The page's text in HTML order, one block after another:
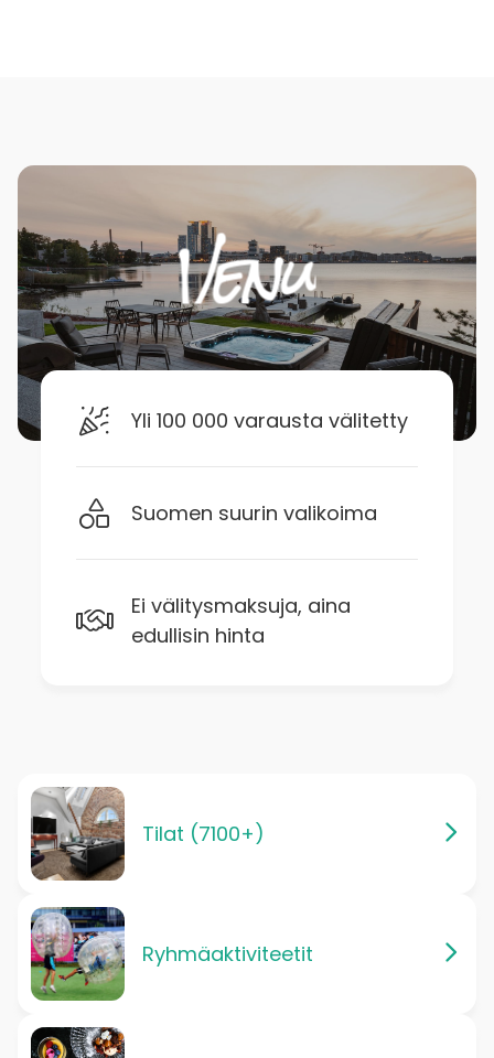
Yli 100 000 varausta välitetty
Suomen suurin valikoima
Ei välitysmaksuja, aina
edullisin hinta
Tilat (7100+)
Ryhmäaktiviteetit